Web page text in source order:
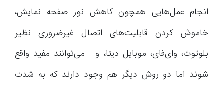
انجام عمل‌هایی همچون کاهش نور صفحه نمایش،
خاموش کردن قابلیت‌های اتصال غیرضروری نظیر
بلوتوث، وای‌فای، موبایل دیتا، و… می‌توانند مفید واقع
شوند اما دو روش دیگر هم وجود دارند که به شدت